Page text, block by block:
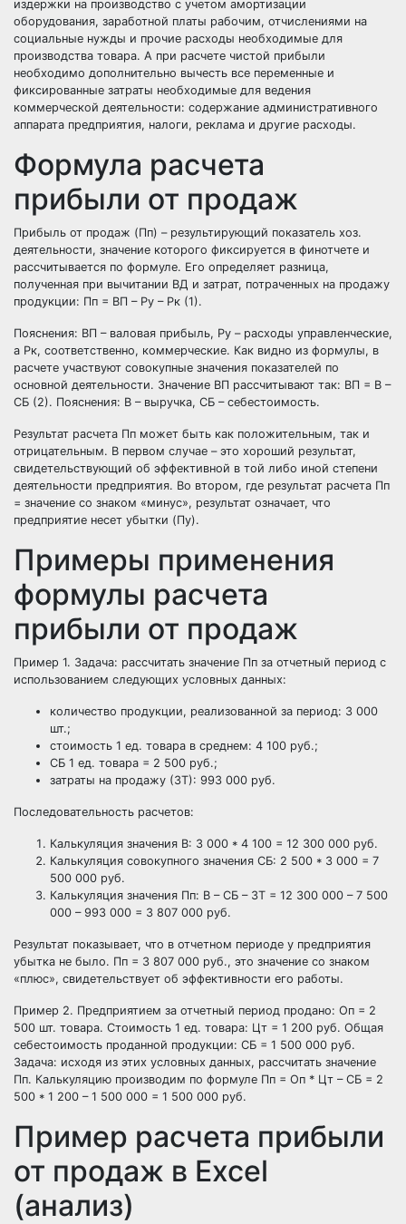
издержки на производство с учетом амортизации
оборудования, заработной платы рабочим, отчислениями на
социальные нужды и прочие расходы необходимые для
производства товара. А при расчете чистой прибыли
необходимо дополнительно вычесть все переменные и
фиксированные затраты необходимые для ведения
коммерческой деятельности: содержание административного
аппарата предприятия, налоги, реклама и другие расходы.
Формула расчета
прибыли от продаж
Прибыль от продаж (Пп) – результирующий показатель хоз.
деятельности, значение которого фиксируется в финотчете и
рассчитывается по формуле. Его определяет разница,
полученная при вычитании ВД и затрат, потраченных на продажу
продукции: Пп = ВП – Ру – Рк (1).
Пояснения: ВП – валовая прибыль, Ру – расходы управленческие,
а Рк, соответственно, коммерческие. Как видно из формулы, в
расчете участвуют совокупные значения показателей по
основной деятельности. Значение ВП рассчитывают так: ВП = В –
СБ (2). Пояснения: В – выручка, СБ – себестоимость.
Результат расчета Пп может быть как положительным, так и
отрицательным. В первом случае – это хороший результат,
свидетельствующий об эффективной в той либо иной степени
деятельности предприятия. Во втором, где результат расчета Пп
= значение со знаком «минус», результат означает, что
предприятие несет убытки (Пу).
Примеры применения
формулы расчета
прибыли от продаж
Пример 1. Задача: рассчитать значение Пп за отчетный период с
использованием следующих условных данных:
количество продукции, реализованной за период: 3 000
шт.;
стоимость 1 ед. товара в среднем: 4 100 руб.;
СБ 1 ед. товара = 2 500 руб.;
затраты на продажу (ЗТ): 993 000 руб.
Последовательность расчетов:
Калькуляция значения В: 3 000 * 4 100 = 12 300 000 руб.
Калькуляция совокупного значения СБ: 2 500 * 3 000 = 7
500 000 руб.
Калькуляция значения Пп: В – СБ – ЗТ = 12 300 000 – 7 500
000 – 993 000 = 3 807 000 руб.
Результат показывает, что в отчетном периоде у предприятия
убытка не было. Пп = 3 807 000 руб., это значение со знаком
«плюс», свидетельствует об эффективности его работы.
Пример 2. Предприятием за отчетный период продано: Оп = 2
500 шт. товара. Стоимость 1 ед. товара: Цт = 1 200 руб. Общая
себестоимость проданной продукции: СБ = 1 500 000 руб.
Задача: исходя из этих условных данных, рассчитать значение
Пп. Калькуляцию производим по формуле Пп = Оп * Цт – СБ = 2
500 * 1 200 – 1 500 000 = 1 500 000 руб.
Пример расчета прибыли
от продаж в Excel
(анализ)